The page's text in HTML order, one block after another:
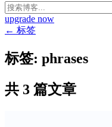
upgrade now
← 标签
标签: phrases
共 3 篇文章